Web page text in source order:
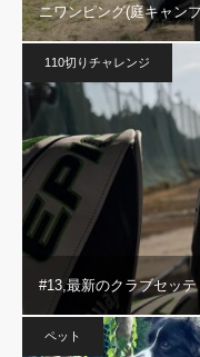
ニワンピング(庭キャン
110切りチャレンジ
#13,最新のクラブセッ
ペット